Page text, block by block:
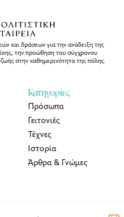
και δράσεων για την ανάδειξη της
την προώθηση του σύγχρονου
στην καθημερινότητα της πόλης.
Κατηγορίες
Πρόσωπα
Γειτονιές
Τέχνες
Ιστορία
Άρθρα & Γνώμες